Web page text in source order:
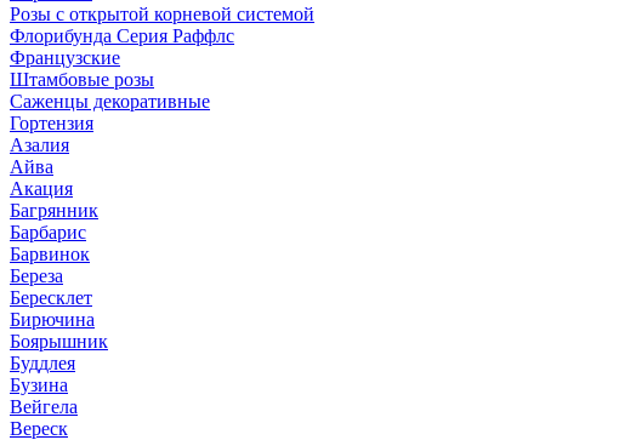
Розы с открытой корневой системой
Флорибунда Серия Раффлс
Французские
Штамбовые розы
Саженцы декоративные
Гортензия
Азалия
Айва
Акация
Багрянник
Барбарис
Барвинок
Береза
Бересклет
Бирючина
Боярышник
Буддлея
Бузина
Вейгела
Вереск